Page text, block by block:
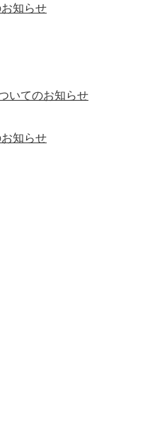
知らせ
いてのお知らせ
知らせ